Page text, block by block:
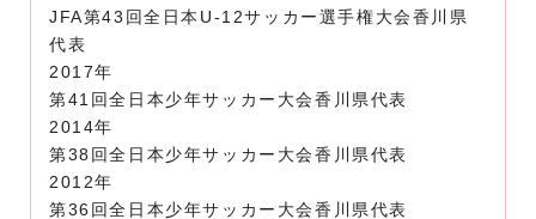
JFA第43回全日本U-12サッカー選手権大会香川県
代表
2017年
第41回全日本少年サッカー大会香川県代表
2014年
第38回全日本少年サッカー大会香川県代表
2012年
第36回全日本少年サッカー大会香川県代表